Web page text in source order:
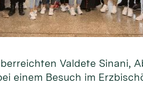
Valdete Sinani,
einem Besuch im